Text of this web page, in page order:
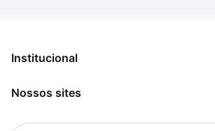
Institucional
Sobre
Contato
Nossos sites
TecMundo